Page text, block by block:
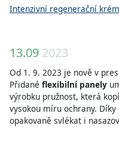
Intenzivní regenerační
13.09 2023
Od 1. 9. 2023 je nově v
Přidané flexibilní panely
výrobku pružnost, která
vysokou míru ochrany.
opakovaně svlékat i